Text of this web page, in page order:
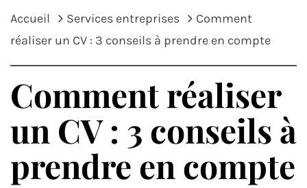
Accueil Services entreprises
Comment
réaliser un CV : 3 conseils à prendre en compte
Comment réaliser
un CV : 3 conseils à
prendre en compte